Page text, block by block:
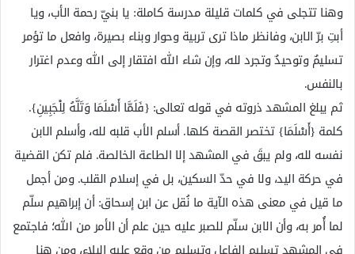
وهنا تتجلى في كلمات قليلة مدرسة كاملة: يا بنيّ رحمة الأب، ويا
أبتِ برّ الابن، وفانظر ماذا ترى تربية وحوار وبناء بصيرة، وافعل ما تؤمر
تسليمٌ وتوحيدٌ وتجرد لله، وإن شاء الله افتقار إلى الله وعدم اغترار
بالنفس.
ثم يبلغ المشهد ذروته في قوله تعالى: {فَلَمَّا أَسْلَمَا وَتَلَّهُ لِلْجَبِينِ}.
كلمة {أَسْلَمَا} تختصر القصة كلها. أسلم الأب قلبه لله، وأسلم الابن
نفسه لله، ولم يبقَ في المشهد إلا الطاعة الخالصة. فلم تكن القضية
في حركة اليد، ولا في حدّ السكين، بل في إسلام القلب. ومن أجمل
ما قيل في معنى هذه الآية ما نُقل عن ابن إسحاق: أن إبراهيم سلّم
لما أُمر به، وأن الابن سلّم للصبر عليه حين علم أن الأمر من الله؛ فاجتمع